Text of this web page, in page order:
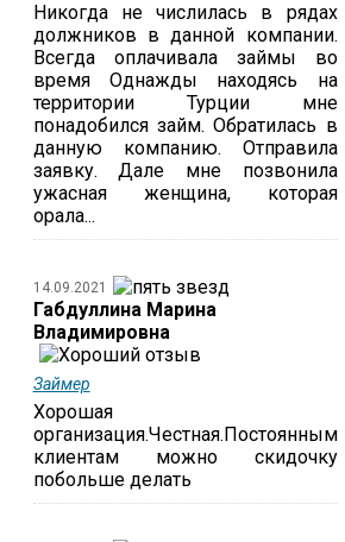
Никогда не числилась в рядах
должников в данной компании.
Всегда оплачивала займы во
время Однажды находясь на
территории Турции мне
понадобился займ. Обратилась в
данную компанию. Отправила
заявку. Дале мне позвонила
ужасная женщина, которая
орала...
14.09.2021
Габдуллина Марина
Владимировна
Займер
Хорошая
организация.Честная.Постоянным
клиентам можно скидочку
побольше делать